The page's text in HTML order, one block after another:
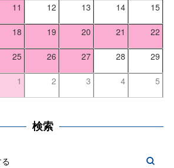
11 12 13 14 15
18 19 20 21 22
25 26 27 28 29
1 2 3 4 5
検索